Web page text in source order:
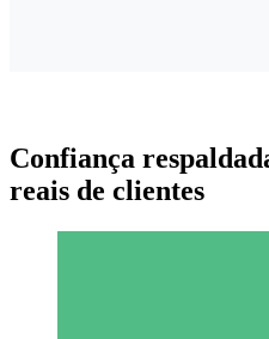
Confiança
reais de clientes